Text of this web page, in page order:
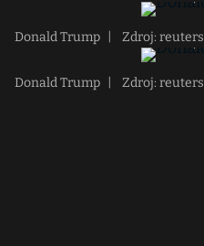
Donald Trump Zdroj: reuters
Donald Trump Zdroj: reuters